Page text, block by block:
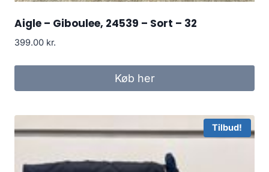
Aigle – Giboulee, 24539 – Sort – 32
399.00 kr.
Køb her
Tilbud!